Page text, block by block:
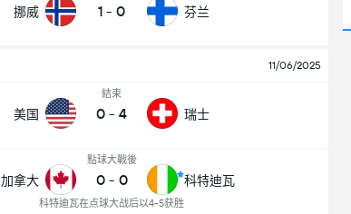
挪威 1 - 0 芬兰
11/06/2025
美国
結束
0 - 4 瑞士
加拿大
點球大戰後
0 - 0
科特迪瓦在点球大战后以4-5获胜
科特迪瓦